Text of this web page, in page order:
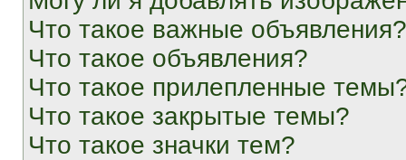
Что такое важные объявления?
Что такое объявления?
Что такое прилепленные
Что такое закрытые темы?
Что такое значки тем?